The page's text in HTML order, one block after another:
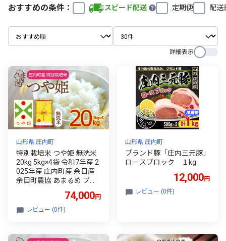
おすすめの条件： スピード配送 定期便 配送
詳細表示
山形県 庄内町
特別栽培米 つや姫 無洗米
20kg 5kg×4袋 令和7年産 2
025年産 庄内町産 余目産
余目町農協 あまるめ ブラ
山形 庄内平野 コシヒカリ
の原点、亀の尾発祥の地
74,000円
レビュー (0件)
山形県 庄内町
ブランド豚「庄内三元豚」
ロースブロック １kg
12,000円
レビュー (0件)